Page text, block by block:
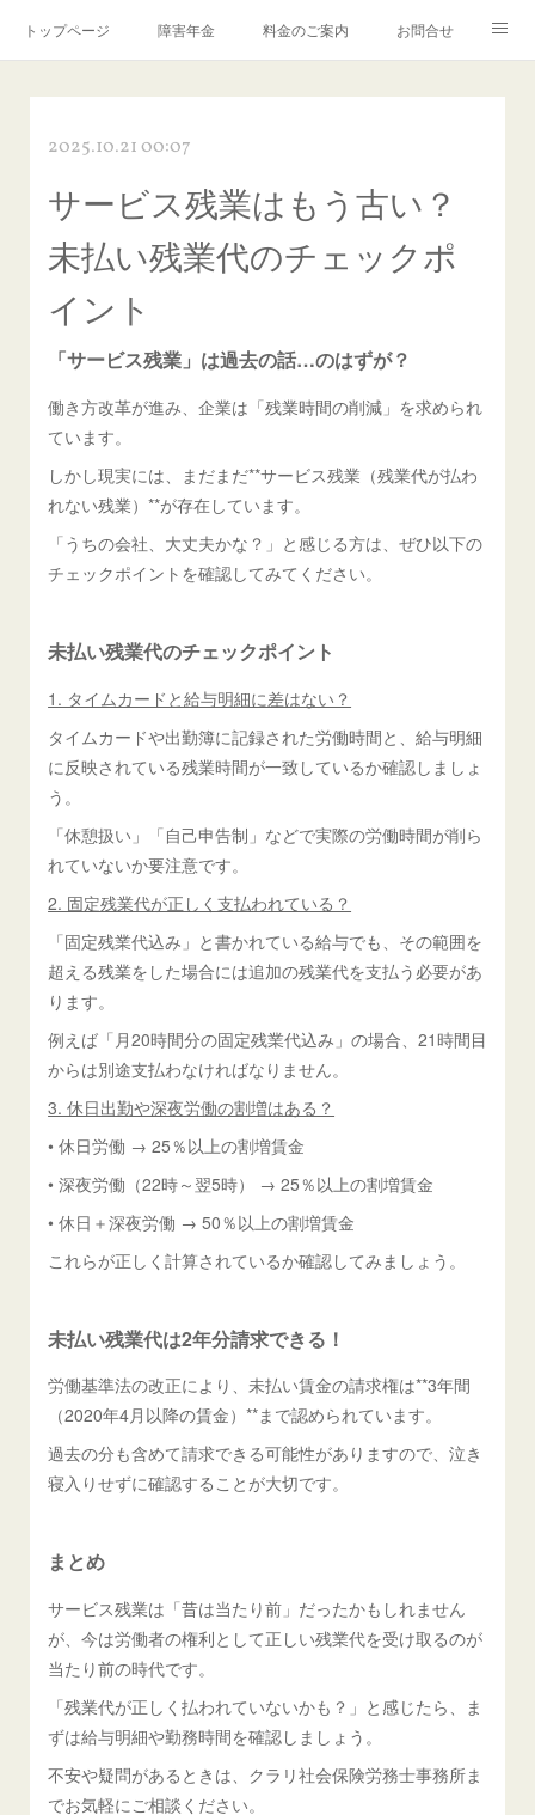
トップページ 障害年金 料金のご案内 お問合せ
2025.10.21 00:07
サービス残業はもう古い？
未払い残業代のチェックポ
イント
「サービス残業」は過去の話…のはずが？
働き方改革が進み、企業は「残業時間の削減」を求められ
ています。
しかし現実には、まだまだ**サービス残業（残業代が払わ
れない残業）**が存在しています。
「うちの会社、大丈夫かな？」と感じる方は、ぜひ以下の
チェックポイントを確認してみてください。
未払い残業代のチェックポイント
1. タイムカードと給与明細に差はない？
タイムカードや出勤簿に記録された労働時間と、給与明細
に反映されている残業時間が一致しているか確認しましょ
う。
「休憩扱い」「自己申告制」などで実際の労働時間が削ら
れていないか要注意です。
2. 固定残業代が正しく支払われている？
「固定残業代込み」と書かれている給与でも、その範囲を
超える残業をした場合には追加の残業代を支払う必要があ
ります。
例えば「月20時間分の固定残業代込み」の場合、21時間目
からは別途支払わなければなりません。
3. 休日出勤や深夜労働の割増はある？
• 休日労働 → 25％以上の割増賃金
• 深夜労働（22時～翌5時） → 25％以上の割増賃金
• 休日＋深夜労働 → 50％以上の割増賃金
これらが正しく計算されているか確認してみましょう。
未払い残業代は2年分請求できる！
労働基準法の改正により、未払い賃金の請求権は**3年間
（2020年4月以降の賃金）**まで認められています。
過去の分も含めて請求できる可能性がありますので、泣き
寝入りせずに確認することが大切です。
まとめ
サービス残業は「昔は当たり前」だったかもしれません
が、今は労働者の権利として正しい残業代を受け取るのが
当たり前の時代です。
「残業代が正しく払われていないかも？」と感じたら、ま
ずは給与明細や勤務時間を確認しましょう。
不安や疑問があるときは、クラリ社会保険労務士事務所ま
でお気軽にご相談ください。